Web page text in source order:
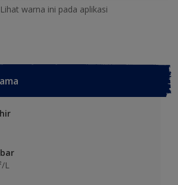
Lihat warna ini pada aplikasi
L